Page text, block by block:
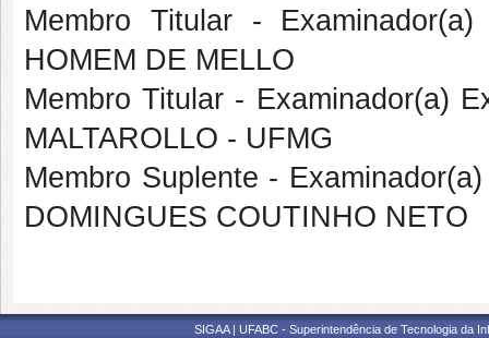
Membro Titular -
HOMEM DE MELLO
Membro Titular - Examinador(a)
MALTAROLLO - UFMG
Membro Suplente -
DOMINGUES COUTINHO NETO
SIGAA | UFABC - Superintendência de Tecnologia da